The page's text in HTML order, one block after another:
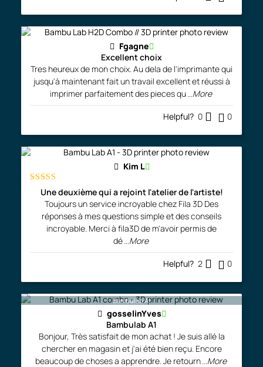
Fgagne
Excellent choix
Tres heureux de mon choix. Au dela de l'imprimante qui
jusqu'à maintenant fait un travail excellent et réussi à
imprimer parfaitement des pieces qu...More
Helpful? 0 0
Kim L
Rated5out
of 5Une deuxième qui a rejoint l'atelier de l'artiste!
Toujours un service incroyable chez Fila 3D Des
réponses à mes questions simple et des conseils
incroyable. Merci à fila3D de m'avoir permis de
dé...More
Helpful? 2 0
Bambulab A!
gosselinYves
Bambulab A1
Bonjour, Très satisfait de mon achat ! Je suis allé la
chercher en magasin et j'ai été bien reçu. Encore
beaucoup de choses a apprendre. Je retourn...More